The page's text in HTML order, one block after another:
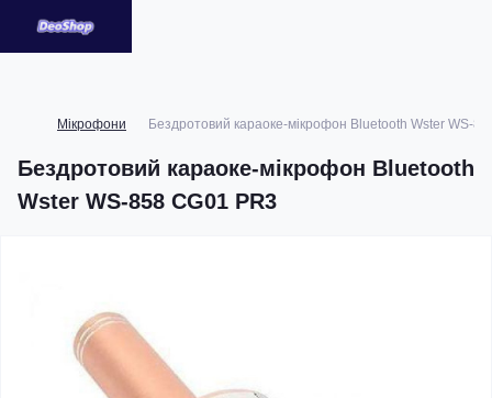
Мікрофони Бездротовий караоке-мікрофон Bluetooth Wster WS-
Бездротовий караоке-мікрофон Bluetooth
Wster WS-858 CG01 PR3